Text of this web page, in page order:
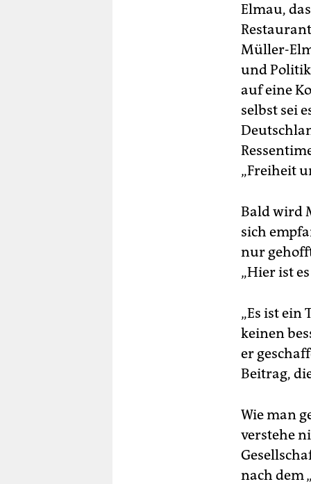
Elmau,
Müller-
und
auf eine
selbst sei
„Freiheit
Bald wird
sich
nur
„Hier ist
„Es ist ein
keinen
er
Beitrag,
Wie man
verstehe
nach dem